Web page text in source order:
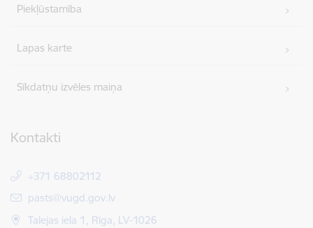
Piekļūstamība
Lapas karte
Sīkdatņu izvēles maiņa
Kontakti
+371 68802112
E-pasts:
pasts@vugd.gov.lv
Talejas iela 1, Rīga, LV-1026